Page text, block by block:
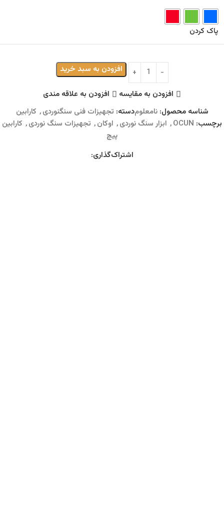
پاک کردن
افزودن به سبد خرید
افزودن به مقایسه
افزودن به علاقه مندی
شناسه محصول:نامعلومدسته: تجهیزات فنی سنگنوردی, کارابین
برچسب: OCUN
, ابزار سنگ نوردی, اوکان, تجهیزات سنگ نوردی, کارابین
پیچ
اشتراک‌گذاری: